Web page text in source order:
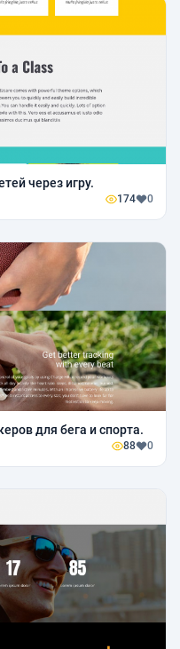
через игру.
174 0
для бега и спорта.
88 0